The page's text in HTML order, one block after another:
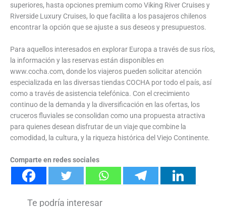
superiores, hasta opciones premium como Viking River Cruises y
Riverside Luxury Cruises, lo que facilita a los pasajeros chilenos
encontrar la opción que se ajuste a sus deseos y presupuestos.
Para aquellos interesados en explorar Europa a través de sus ríos,
la información y las reservas están disponibles en
www.cocha.com, donde los viajeros pueden solicitar atención
especializada en las diversas tiendas COCHA por todo el país, así
como a través de asistencia telefónica. Con el crecimiento
continuo de la demanda y la diversificación en las ofertas, los
cruceros fluviales se consolidan como una propuesta atractiva
para quienes desean disfrutar de un viaje que combine la
comodidad, la cultura, y la riqueza histórica del Viejo Continente.
Comparte en redes sociales